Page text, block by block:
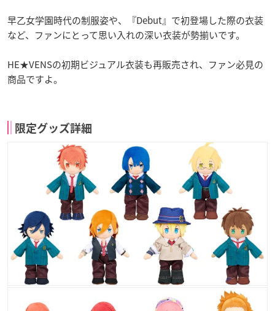
早乙女学園時代の制服姿や、『Debut』で初登場した際の衣装
など、ファンにとって思い入れの深い衣装が勢揃いです。
HE★VENSの初期ビジュアル衣装も再販売され、ファン必見の
商品ですよ。
限定グッズ詳細